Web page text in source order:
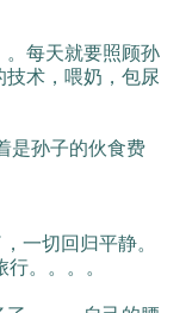
。每天就要照顾孙
术，喂奶，包尿
是孙子的伙食费
一切回归平静。
。。。。